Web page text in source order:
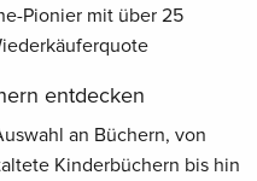
Pionier mit über 25
entdecken
an Büchern, von
Kinderbüchern bis hin